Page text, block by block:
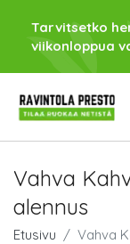
Tarvitsetko
viikonloppua
Vahva
alennus
Etusivu Vahva